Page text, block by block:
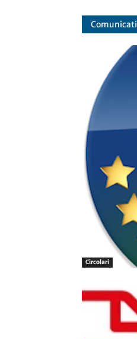
Comunicati
Circolari